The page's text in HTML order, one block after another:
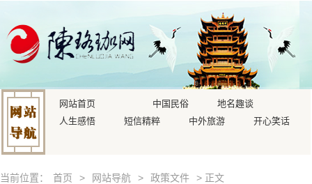
网站首页 中国民俗
地名趣谈
人生感悟
短信精粹 中外旅游 开心笑话
当前位置： 首页 > 网站导航 > 政策文件 > 正文